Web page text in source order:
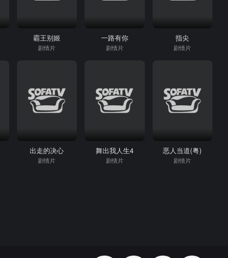
霸王别姬
剧情片
一路有你
剧情片
指尖
剧情片
出走的决心
剧情片
舞出我人生4
剧情片
恶人当道(粤)
剧情片